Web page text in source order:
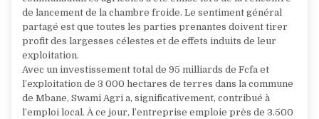
de lancement de la chambre froide. Le sentiment général
partagé est que toutes les parties prenantes doivent tirer
profit des largesses célestes et de effets induits de leur
exploitation.
Avec un investissement total de 95 milliards de Fcfa et
l’exploitation de 3 000 hectares de terres dans la commune
de Mbane, Swami Agri a, significativement, contribué à
l’emploi local. À ce jour, l’entreprise emploie près de 3.500